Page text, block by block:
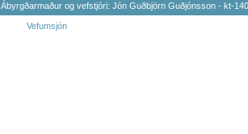
Ábyrgðarmaður og vefstjóri: Jón Guðbjörn Guðjónsson - kt-
Vefumsjón